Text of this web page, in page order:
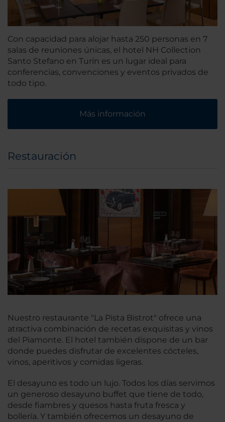
Con capacidad para alojar hasta 250 personas en 7
salas de reuniones únicas, el hotel NH Collection
Santo Stefano en Turín es un lugar ideal para
conferencias, convenciones y eventos privados de
todo tipo.
Más información
Restauración
Nuestro restaurante "La Pista Bistrot" ofrece una
atractiva combinación de recetas exquisitas y vinos
del Piamonte. El hotel también dispone de un bar
donde puedes disfrutar de excelentes cócteles,
vinos, aperitivos y comidas ligeras.
El desayuno es todo un lujo. Todos los días servimos
un generoso desayuno buffet que tiene de todo,
desde fiambres y quesos hasta fruta fresca y
bollería. Y también ofrecemos un desayuno de